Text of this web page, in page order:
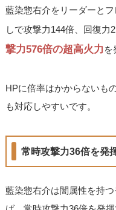
藍染惣右介をリーダーと
しで攻撃力144倍、回復力
撃力576倍の超高火力 を
HPに倍率はかからないも
も対応しやすいです。
常時攻撃力36倍を発
藍染惣右介は闇属性を持